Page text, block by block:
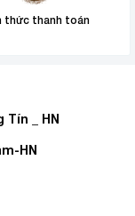
thức thanh toán
_ HN
HN